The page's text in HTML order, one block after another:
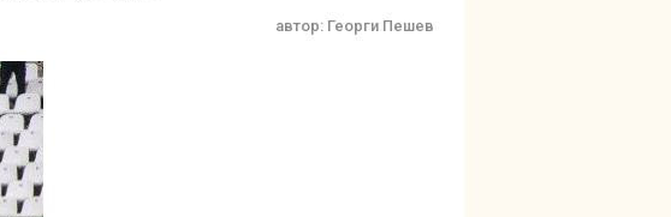
автор: Георги Пешев